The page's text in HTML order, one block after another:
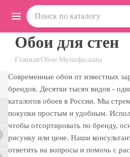
Главная›Обои›Мультфильмы
Обои для стен
Современные обои от известных
брендов. Десятки тысяч видов -
каталогов обоев в России. Мы
покупки простым и удобным.
чтобы отсортировать по бренду,
рисунку или цене. Наши
ответить на вопросы и помочь с